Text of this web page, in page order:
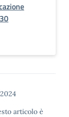
articolo è